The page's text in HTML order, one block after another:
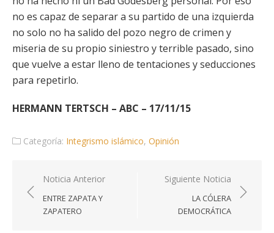
no es capaz de separar a su partido de una izquierda
no solo no ha salido del pozo negro de crimen y
miseria de su propio siniestro y terrible pasado, sino
que vuelve a estar lleno de tentaciones y seducciones
para repetirlo.
HERMANN TERTSCH – ABC – 17/11/15
Categoría: Integrismo islámico, Opinión
Navegación
de
entradas
Noticia Anterior
ENTRE ZAPATA Y
ZAPATERO
Siguiente Noticia
LA CÓLERA
DEMOCRÁTICA